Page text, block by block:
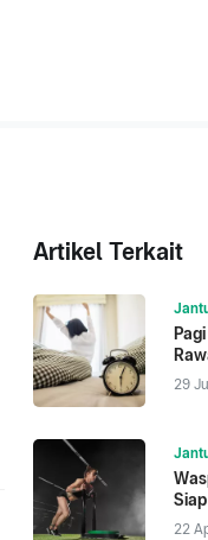
Artikel Terkait
29
22